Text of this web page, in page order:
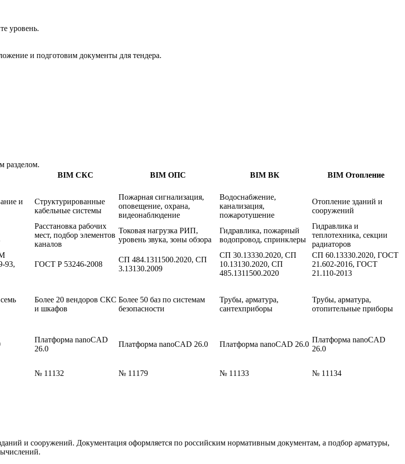
уровень.
и подготовим документы для тендера.
разделом.
BIM СКС BIM ОПС BIM ВК
BIM Отопление
и
Структурированные
кабельные системы
Пожарная сигнализация,
оповещение, охрана,
видеонаблюдение
Водоснабжение,
канализация,
пожаротушение
Отопление зданий и
сооружений
Расстановка рабочих
мест, подбор элементов
каналов
Токовая нагрузка РИП,
уровень звука, зоны обзора
Гидравлика, пожарный
водопровод, спринклеры
Гидравлика и
теплотехника, секции
радиаторов
93,
ГОСТ Р 53246-2008
СП 484.1311500.2020, СП
3.13130.2009
СП 30.13330.2020, СП
10.13130.2020, СП
485.1311500.2020
СП 60.13330.2020, ГОСТ
21.602-2016, ГОСТ
21.110-2013
Более 20 вендоров СКС
и шкафов
Более 50 баз по системам
безопасности
Трубы, арматура,
сантехприборы
Трубы, арматура,
отопительные приборы
Платформа nanoCAD
26.0
Платформа nanoCAD 26.0 Платформа nanoCAD 26.0
Платформа nanoCAD
26.0
№ 11132 № 11179 № 11133 № 11134
и сооружений. Документация оформляется по российским нормативным документам, а подбор арматуры,